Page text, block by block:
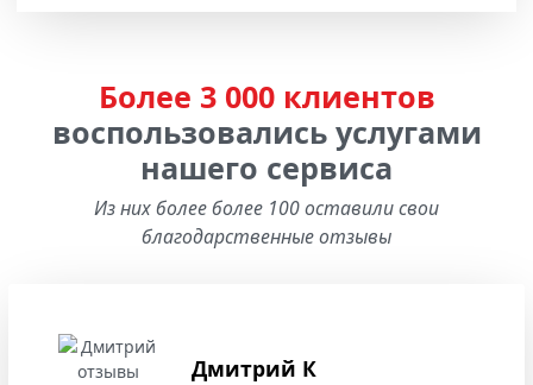
Более 3 000 клиентов
воспользовались услугами
нашего сервиса
Из них более более 100 оставили свои
благодарственные отзывы
Дмитрий К